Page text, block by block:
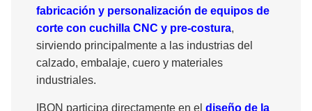
fabricación y personalización de equipos de
corte con cuchilla CNC y pre-costura,
sirviendo principalmente a las industrias del
calzado, embalaje, cuero y materiales
industriales.
IBON participa directamente en el diseño de la